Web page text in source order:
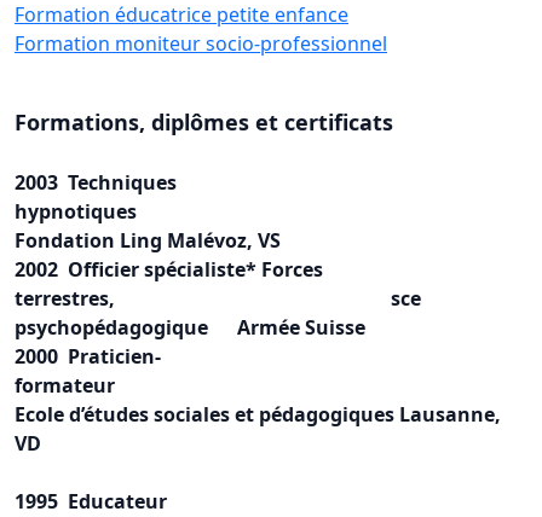
Formation éducatrice petite enfance
Formation moniteur socio-professionnel
Formations, diplômes et certificats
2003 Techniques
hypnotiques
Fondation Ling Malévoz, VS
2002 Officier spécialiste* Forces
terrestres, sce
psychopédagogique Armée Suisse
2000 Praticien-
formateur
Ecole d’études sociales et pédagogiques Lausanne,
VD
1995 Educateur